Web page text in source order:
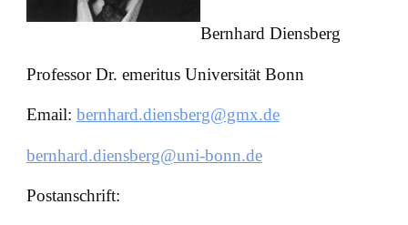
Bernhard Diensberg
Professor Dr. emeritus Universität Bonn
Email: bernhard.diensberg@gmx.de
bernhard.diensberg@uni-bonn.de
Postanschrift: